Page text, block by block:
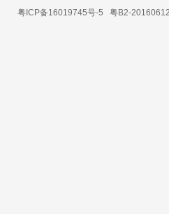
粤ICP备16019745号-5 粤B2-